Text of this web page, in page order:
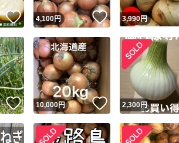
スピード発送 このユーザーは高
安心発送 このユーザーは
いいね！
4,100円 いいね！
3,990円
いいね！
10,000円 いいね！
2,300円